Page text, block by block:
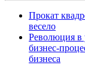
Прокат
весело
Революция в
бизнес-
бизнеса